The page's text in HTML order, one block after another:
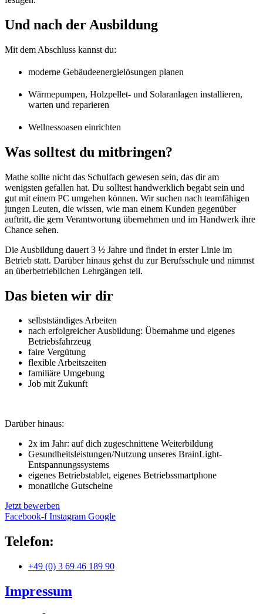
Und nach der Ausbildung
Mit dem Abschluss kannst du:
moderne Gebäudeenergielösungen planen
Wärmepumpen, Holzpellet- und Solaranlagen installieren,
warten und reparieren
Wellnessoasen einrichten
Was solltest du mitbringen?
Mathe sollte nicht das Schulfach gewesen sein, das dir am
wenigsten gefallen hat. Du solltest handwerklich begabt sein und
gut mit einem PC umgehen können. Wir suchen nach teamfähigen
jungen Leuten, die wissen, wie man einem Kunden gegenüber
auftritt, die gern Verantwortung übernehmen und im Handwerk ihre
Chance sehen.
Die Ausbildung dauert 3 ½ Jahre und findet in erster Linie im
Betrieb statt. Darüber hinaus gehst du zur Berufsschule und nimmst
an überbetrieblichen Lehrgängen teil.
Das bieten wir dir
selbstständiges Arbeiten
nach erfolgreicher Ausbildung: Übernahme und eigenes
Betriebsfahrzeug
faire Vergütung
flexible Arbeitszeiten
familiäre Umgebung
Job mit Zukunft
Darüber hinaus:
2x im Jahr: auf dich zugeschnittene Weiterbildung
Gesundheitsleistungen/Nutzung unseres BrainLight-
Entspannungssystems
eigenes Betriebstablet, eigenes Betriebssmartphone
monatliche Gutscheine
Jetzt bewerben
Facebook-f Instagram Google
Telefon:
+49 (0) 3 69 46 189 90
Impressum